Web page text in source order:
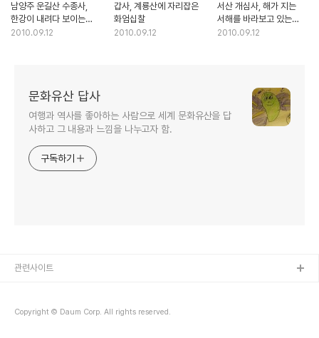
남양주 운길산 수종사,
한강이 내려다 보이는
전망이 아름다운 사찰
2010.09.12
갑사, 계룡산에 자리잡은
화엄십찰
2010.09.12
서산 개심사, 해가 지는
서해를 바라보고 있는
한적한 사찰
2010.09.12
문화유산 답사
여행과 역사를 좋아하는 사람으로 세계 문화유산을 답
사하고 그 내용과 느낌을 나누고자 함.
구독하기
Copyright © Daum Corp. All rights reserved.
관련사이트